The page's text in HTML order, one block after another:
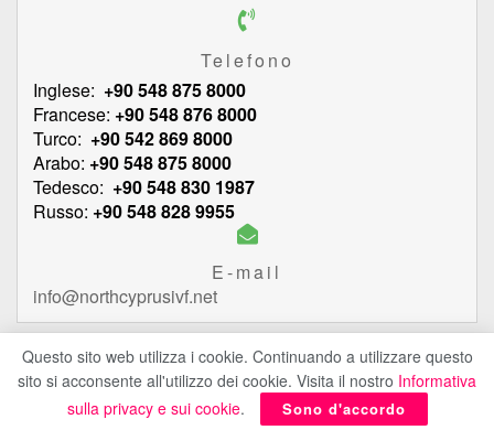
Telefono
Inglese: +90 548 875 8000
Francese: +90 548 876 8000
Turco: +90 542 869 8000
Arabo: +90 548 875 8000
Tedesco: +90 548 830 1987
Russo: +90 548 828 9955
E-mail
info@northcyprusivf.net
© 2020 LowCostIVF - Tutti i diritti riservati.politica sulla riservatezza
Questo sito web utilizza i cookie. Continuando a utilizzare questo
sito si acconsente all'utilizzo dei cookie. Visita il nostro Informativa
sulla privacy e sui cookie. Sono d'accordo